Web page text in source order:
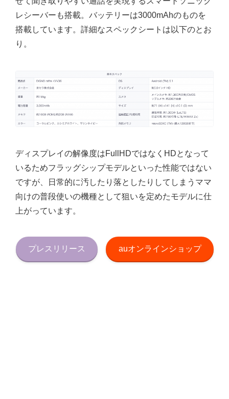
レシーバーも搭載。バッテリーは3000mAhのものを
搭載しています。詳細なスペックシートは以下のとお
り。
ディスプレイの解像度はFullHDではなくHDとなって
いるためフラッグシップモデルといった性能ではない
ですが、日常的に汚したり落としたりしてしまうママ
向けの普段使いの機種として狙いを定めたモデルに仕
上がっています。
プレスリリース auオンラインショップ